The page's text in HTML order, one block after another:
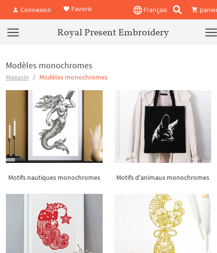
Connexion Favoris Français
Royal Present Embroidery
Modèles monochromes
Magasin Modèles monochromes
Motifs nautiques monochromes Motifs d'animaux monochromes